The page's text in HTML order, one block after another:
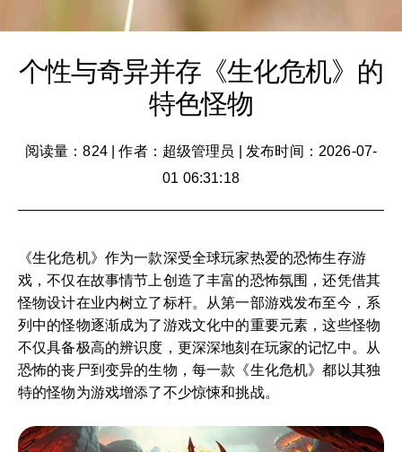
个性与奇异并存《生化危机》的
特色怪物
阅读量：824|作者：超级管理员
发布时间：2026-07-
01 06:31:18
《生化危机》作为一款深受全球玩家热爱的恐怖生存游
戏，不仅在故事情节上创造了丰富的恐怖氛围，还凭借其
怪物设计在业内树立了标杆。从第一部游戏发布至今，系
列中的怪物逐渐成为了游戏文化中的重要元素，这些怪物
不仅具备极高的辨识度，更深深地刻在玩家的记忆中。从
恐怖的丧尸到变异的生物，每一款《生化危机》都以其独
特的怪物为游戏增添了不少惊悚和挑战。